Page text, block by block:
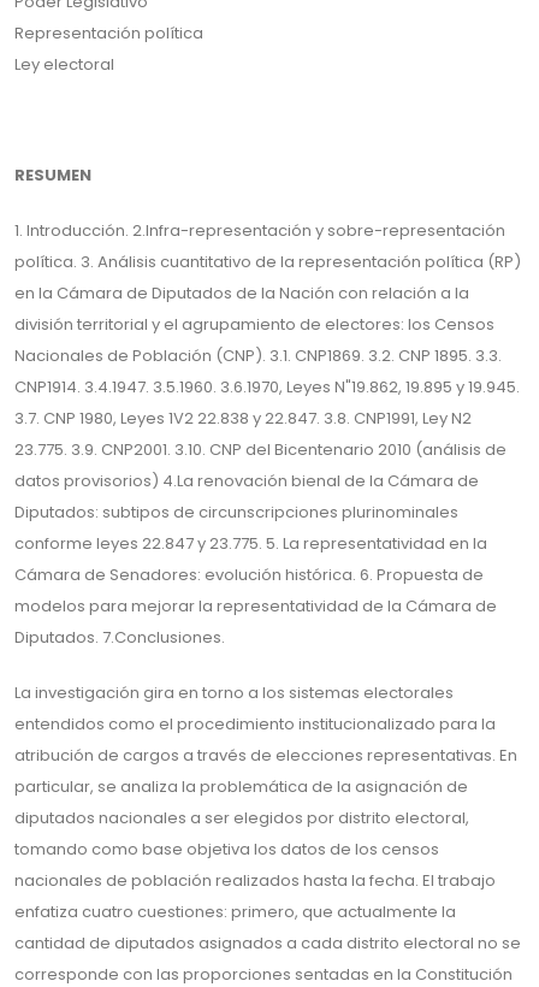
Representación política
Ley electoral
RESUMEN
1. Introducción. 2.Infra-representación y sobre-representación
política. 3. Análisis cuantitativo de la representación política (RP)
en la Cámara de Diputados de la Nación con relación a la
división territorial y el agrupamiento de electores: los Censos
Nacionales de Población (CNP). 3.1. CNP1869. 3.2. CNP 1895. 3.3.
CNP1914. 3.4.1947. 3.5.1960. 3.6.1970, Leyes N"19.862, 19.895 y 19.945.
3.7. CNP 1980, Leyes 1V2 22.838 y 22.847. 3.8. CNP1991, Ley N2
23.775. 3.9. CNP2001. 3.10. CNP del Bicentenario 2010 (análisis de
datos provisorios) 4.La renovación bienal de la Cámara de
Diputados: subtipos de circunscripciones plurinominales
conforme leyes 22.847 y 23.775. 5. La representatividad en la
Cámara de Senadores: evolución histórica. 6. Propuesta de
modelos para mejorar la representatividad de la Cámara de
Diputados. 7.Conclusiones.
La investigación gira en torno a los sistemas electorales
entendidos como el procedimiento institucionalizado para la
atribución de cargos a través de elecciones representativas. En
particular, se analiza la problemática de la asignación de
diputados nacionales a ser elegidos por distrito electoral,
tomando como base objetiva los datos de los censos
nacionales de población realizados hasta la fecha. El trabajo
enfatiza cuatro cuestiones: primero, que actualmente la
cantidad de diputados asignados a cada distrito electoral no se
corresponde con las proporciones sentadas en la Constitución